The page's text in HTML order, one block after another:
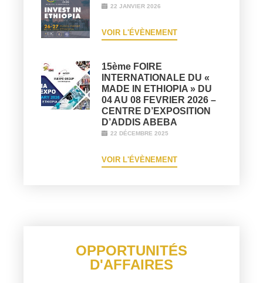
22 JANVIER 2026
VOIR L'ÉVÈNEMENT
15ème FOIRE
INTERNATIONALE DU «
MADE IN ETHIOPIA » DU
04 AU 08 FEVRIER 2026 –
CENTRE D’EXPOSITION
D’ADDIS ABEBA
22 DÉCEMBRE 2025
VOIR L'ÉVÈNEMENT
OPPORTUNITÉS
D'AFFAIRES